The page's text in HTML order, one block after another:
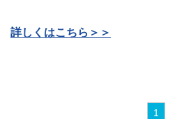
詳しくはこちら＞＞
1